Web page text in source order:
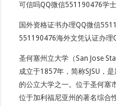
可信吗QQ微信551190476学
国外资格证书办理QQ微信
551190476海外文凭认证办理
圣何塞州立大学（San Jose
成立于1857年，简称SJSU，
的公立大学之一。位于圣何塞
位于加利福尼亚州的著名综合